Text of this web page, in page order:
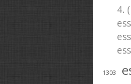
4.
1303